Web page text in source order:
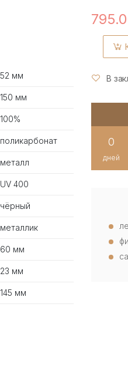
52 мм
150 мм
100%
поликарбонат
металл
UV 400
чёрный
металлик
60 мм
23 мм
145 мм
В
0
дней